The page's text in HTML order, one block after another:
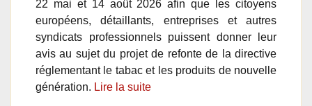
22 mai et 14 août 2026 afin que les citoyens
européens, détaillants, entreprises et autres
syndicats professionnels puissent donner leur
avis au sujet du projet de refonte de la directive
réglementant le tabac et les produits de nouvelle
génération. Lire la suite